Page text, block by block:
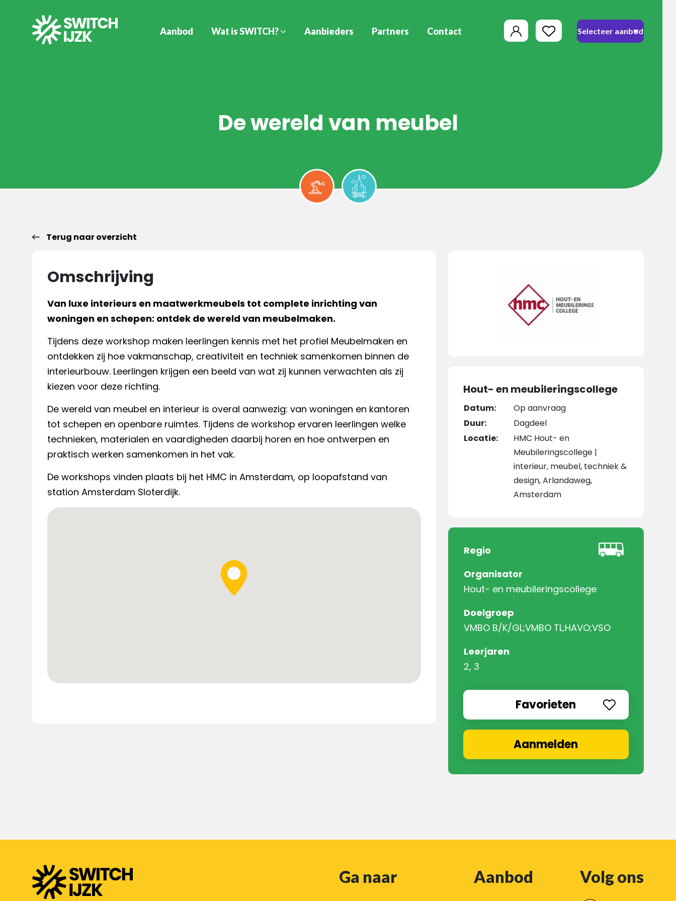
Aanbod Wat is SWITCH? Aanbieders Partners Contact
De wereld van meubel
Terug naar overzicht
Hout- en meubileringscollege
Datum:
Op aanvraag
Duur:
Dagdeel
Locatie:
HMC Hout- en
Meubileringscollege |
interieur, meubel, techniek &
design, Arlandaweg,
Amsterdam
Regio
Organisator
Hout- en meubileringscollege
Doelgroep
VMBO B/K/GL;VMBO TL;HAVO;VSO
Leerjaren
2, 3
Favorieten
Aanmelden
Omschrijving
Van luxe interieurs en maatwerkmeubels tot complete inrichting van
woningen en schepen: ontdek de wereld van meubelmaken.
Tijdens deze workshop maken leerlingen kennis met het profiel Meubelmaken en
ontdekken zij hoe vakmanschap, creativiteit en techniek samenkomen binnen de
interieurbouw. Leerlingen krijgen een beeld van wat zij kunnen verwachten als zij
kiezen voor deze richting.
De wereld van meubel en interieur is overal aanwezig: van woningen en kantoren
tot schepen en openbare ruimtes. Tijdens de workshop ervaren leerlingen welke
technieken, materialen en vaardigheden daarbij horen en hoe ontwerpen en
praktisch werken samenkomen in het vak.
De workshops vinden plaats bij het HMC in Amsterdam, op loopafstand van
station Amsterdam Sloterdijk.
Ga naar Aanbod Volg ons